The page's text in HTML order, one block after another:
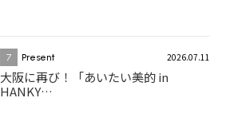
7 Present 2026.07.11
大阪に再び！「あいたい美的 in
HANKY…